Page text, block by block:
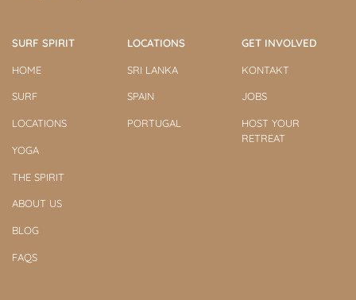
SURF SPIRIT
HOME
SURF
LOCATIONS
YOGA
THE SPIRIT
ABOUT US
BLOG
FAQS
LOCATIONS
SRI LANKA
SPAIN
PORTUGAL
GET INVOLVED
KONTAKT
JOBS
HOST YOUR
RETREAT